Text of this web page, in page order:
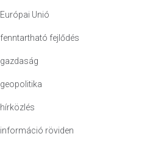
Európai Unió
fenntartható fejlődés
gazdaság
geopolitika
hírközlés
információ röviden